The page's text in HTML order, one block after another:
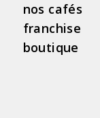
nos cafés
franchise
boutique